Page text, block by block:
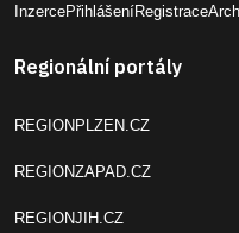
InzercePřihlášeníRegistrace
Regionální portály
REGIONPLZEN.CZ
REGIONZAPAD.CZ
REGIONJIH.CZ